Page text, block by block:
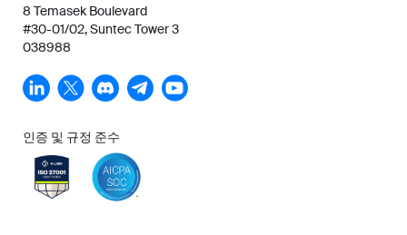
8 Temasek Boulevard
#30-01/02, Suntec Tower 3
038988
인증 및 규정 준수